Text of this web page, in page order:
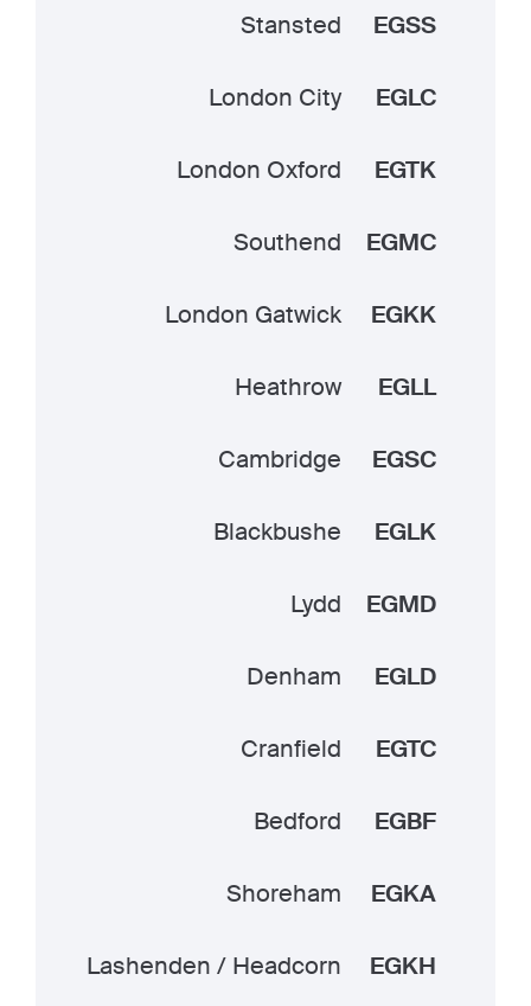
EGSS
Stansted
EGLC
London City
EGTK
London Oxford
EGMC
Southend
EGKK
London Gatwick
EGLL
Heathrow
EGSC
Cambridge
EGLK
Blackbushe
EGMD
Lydd
EGLD
Denham
EGTC
Cranfield
EGBF
Bedford
EGKA
Shoreham
EGKH
Lashenden / Headcorn